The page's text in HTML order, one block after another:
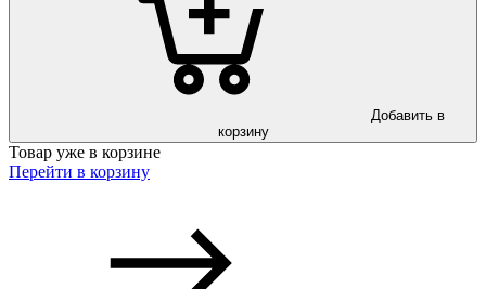
корзину
Товар уже в корзине
Перейти в корзину